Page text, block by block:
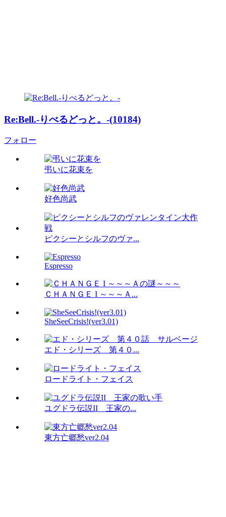
Re:Bell.-りべるどっと。-(10184)
フォロー
弔いに花束を
好色尚武
ピクシーとシルフのヴァ...
Espresso
ＣＨＡＮＧＥ I ～～～Ａ...
SheSeeCrisis!(ver3.01)
エド・シリーズ 第４０...
ロードライト・フェイス
ユグドラ伝説II 王家の...
東方亡郷愁ver2.04